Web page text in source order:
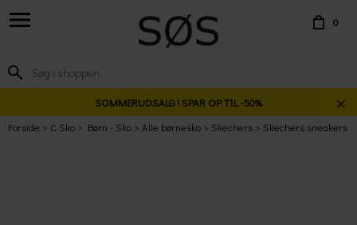
0
SOMMERUDSALG ! SPAR OP TIL -50%
Forside
C Sko Børn - Sko Alle børnesko Skechers Skechers sneakers